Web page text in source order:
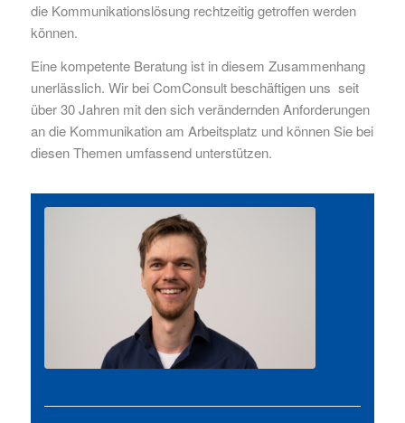
die Kommunikationslösung rechtzeitig getroffen werden
können.
Eine kompetente Beratung ist in diesem Zusammenhang
unerlässlich. Wir bei ComConsult beschäftigen uns seit
über 30 Jahren mit den sich verändernden Anforderungen
an die Kommunikation am Arbeitsplatz und können Sie bei
diesen Themen umfassend unterstützen.